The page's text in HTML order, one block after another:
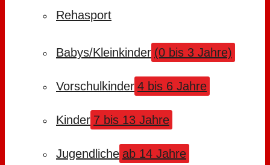
Rehasport
Babys/Kleinkinder (0 bis 3 Jahre)
Vorschulkinder 4 bis 6 Jahre
Kinder 7 bis 13 Jahre
Jugendliche ab 14 Jahre